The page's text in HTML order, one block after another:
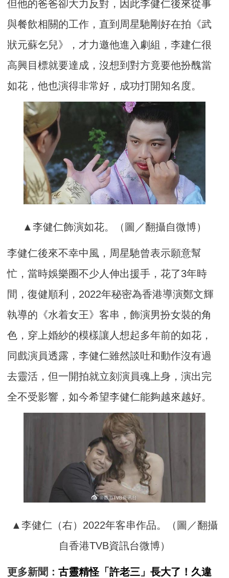
但他的爸爸卻大力反對，因此李健仁後來從事
與餐飲相關的工作，直到周星馳剛好在拍《武
狀元蘇乞兒》，才力邀他進入劇組，李建仁很
高興目標就要達成，沒想到對方竟要他扮醜當
如花，他也演得非常好，成功打開知名度。
▲李健仁飾演如花。（圖／翻攝自微博）
李健仁後來不幸中風，周星馳曾表示願意幫
忙，當時娛樂圈不少人伸出援手，花了3年時
間，復健順利，2022年秘密為香港導演鄭文輝
執導的《水着女王》客串，飾演男扮女裝的角
色，穿上婚紗的模樣讓人想起多年前的如花，
同戲演員透露，李健仁雖然談吐和動作沒有過
去靈活，但一開拍就立刻演員魂上身，演出完
全不受影響，如今希望李健仁能夠越來越好。
▲李健仁（右）2022年客串作品。（圖／翻攝
自香港TVB資訊台微博）
更多新聞：古靈精怪「許老三」長大了！久違